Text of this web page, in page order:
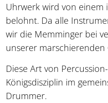
Uhrwerk wird von einem
belohnt. Da alle
wir die Memminger bei
unserer marschierenden
Diese Art von
Königsdisziplin im
Drummer.